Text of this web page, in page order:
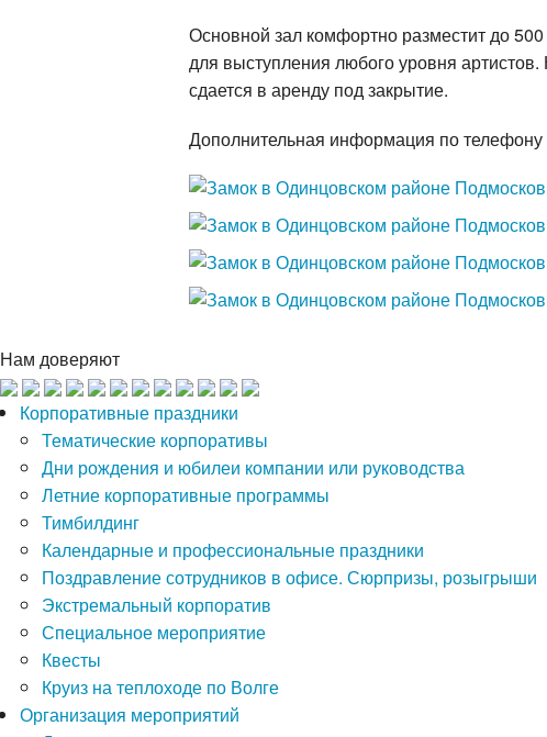
Основной зал комфортно разместит до
для выступления любого уровня
сдается в аренду под закрытие.
Дополнительная информация по телефону
Нам доверяют
Корпоративные праздники
Тематические корпоративы
Дни рождения и юбилеи компании или руководства
Летние корпоративные программы
Тимбилдинг
Календарные и профессиональные праздники
Поздравление сотрудников в офисе. Сюрпризы, розыгрыши
Экстремальный корпоратив
Специальное мероприятие
Квесты
Круиз на теплоходе по Волге
Организация мероприятий